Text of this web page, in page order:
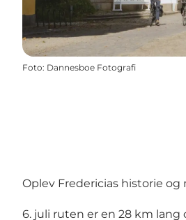
Foto: Dannesboe Fotografi
Oplev Fredericias historie og
6. juli ruten er en 28 km lang